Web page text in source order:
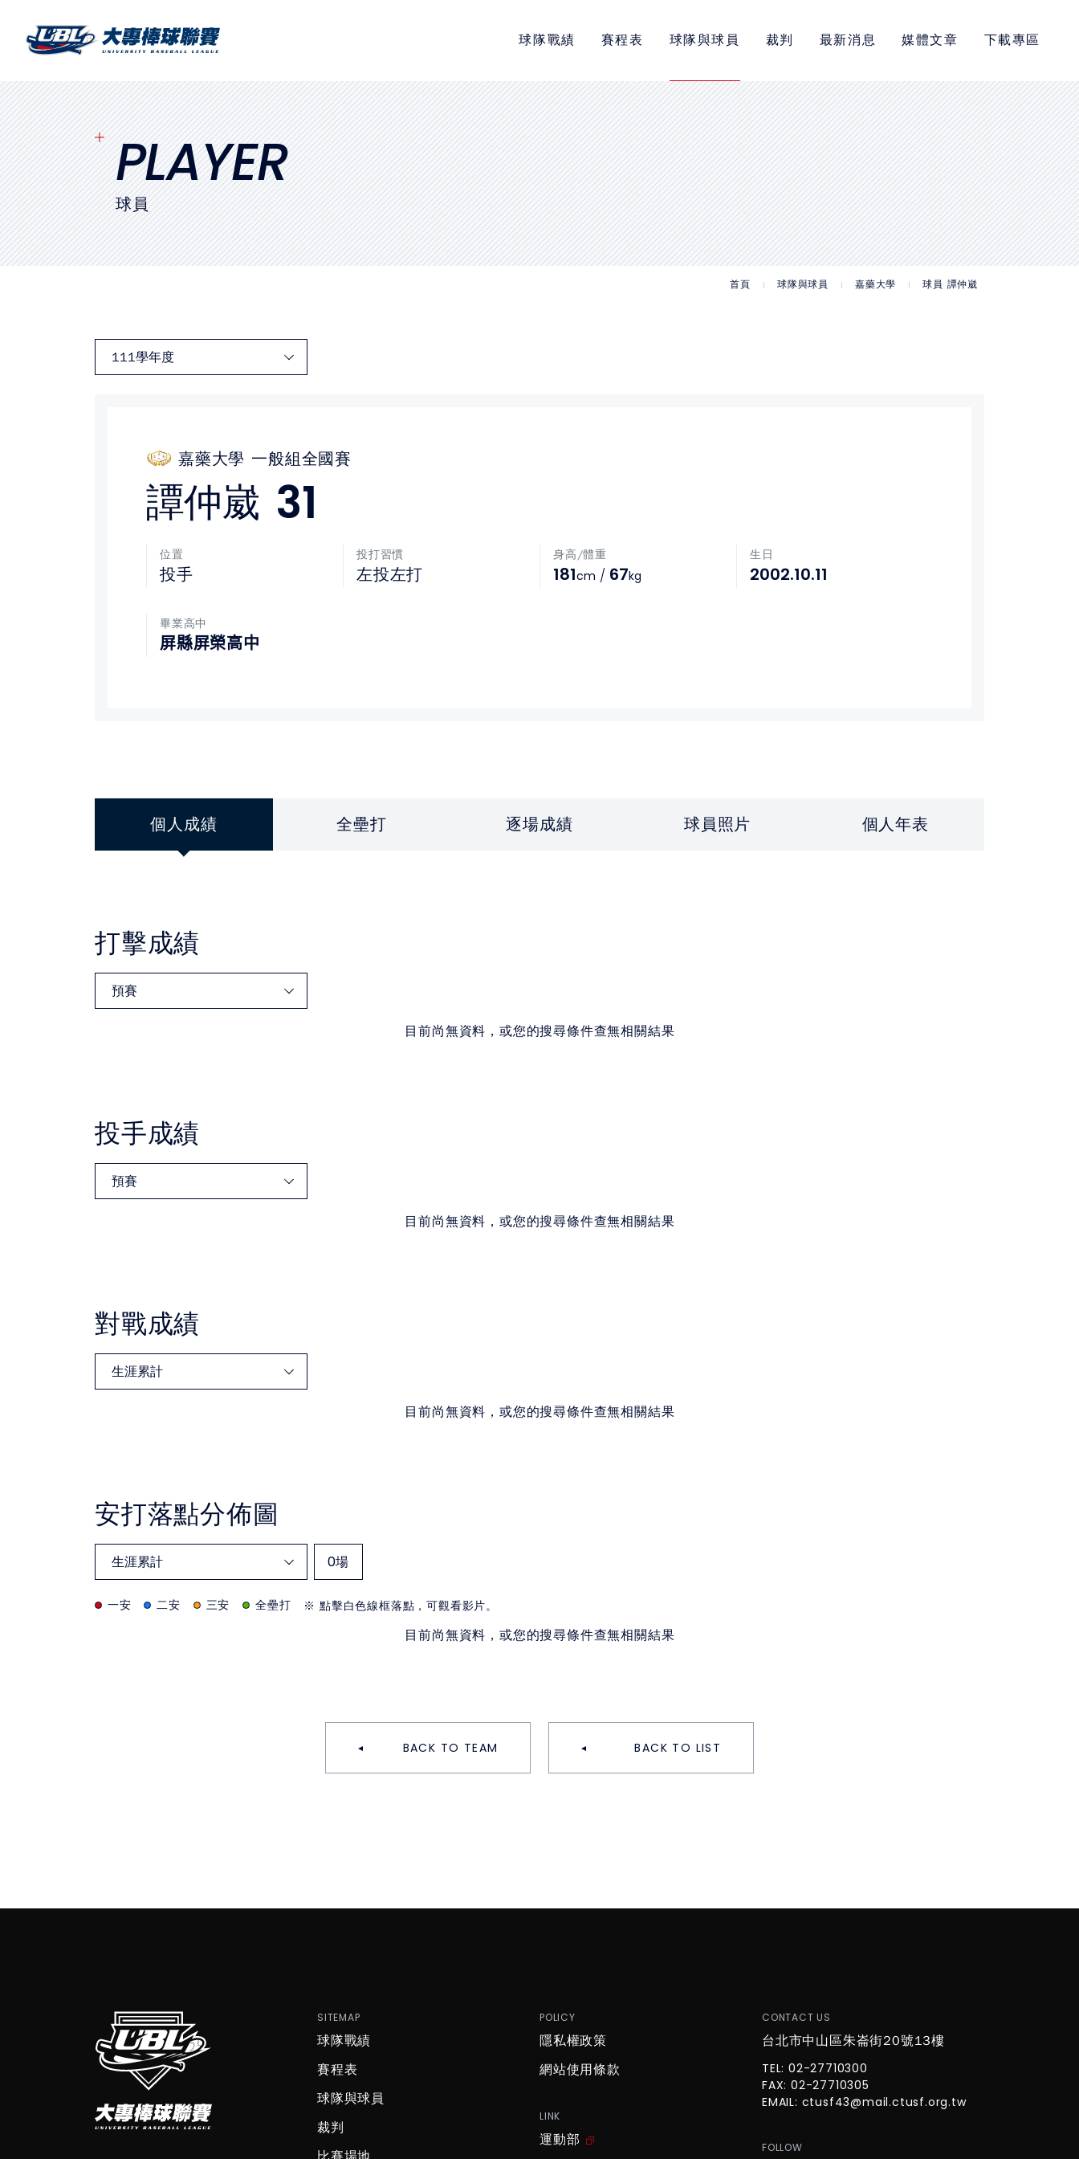
球隊戰績 賽程表 球隊與球員 裁判 最新消息 媒體文章 下載專區
SITEMAP
首頁
球隊戰績
賽程表
球隊與球員
裁判
最新消息
隱私權政策
網站使用條款
LINK
教育部體育署
中華民國大專院校體育總會
PLAYER
球員
首頁 球隊與球員 嘉藥大學 球員 譚仲崴
嘉藥大學 一般組全國賽
譚仲崴 31
位置
投手
投打習慣
左投左打
身高/體重
181cm / 67kg
生日
2002.10.11
畢業高中
屏縣屏榮高中
個人成績 全壘打 逐場成績 球員照片 個人年表
打擊成績
目前尚無資料，或您的搜尋條件查無相關結果
投手成績
目前尚無資料，或您的搜尋條件查無相關結果
對戰成績
目前尚無資料，或您的搜尋條件查無相關結果
安打落點分佈圖
0場
一安 二安 三安 全壘打 ※ 點擊白色線框落點，可觀看影片。
目前尚無資料，或您的搜尋條件查無相關結果
BACK TO TEAM BACK TO LIST
SITEMAP
球隊戰績
賽程表
球隊與球員
裁判
POLICY
隱私權政策
網站使用條款
LINK
運動部
CONTACT US
台北市中山區朱崙街20號13樓
TEL: 02-27710300
FAX: 02-27710305
EMAIL: ctusf43@mail.ctusf.org.tw
FOLLOW